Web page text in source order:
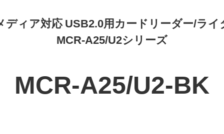
ディア対応 USB2.0用カードリーダー/ライ
MCR-A25/U2シリーズ
MCR-A25/U2-BK